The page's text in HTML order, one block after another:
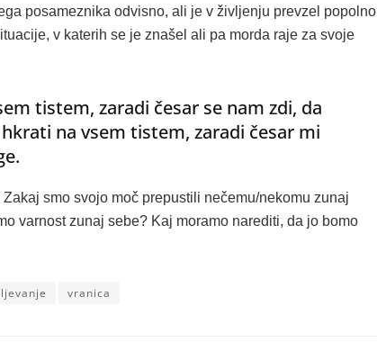
posameznika odvisno, ali je v življenju prevzel popolno
v katerih se je znašel ali pa morda raje za svoje
tistem, zaradi česar se nam zdi, da
na vsem tistem, zaradi česar mi
smo svojo moč prepustili nečemu/nekomu zunaj
varnost zunaj sebe? Kaj moramo narediti, da jo bomo
vranica